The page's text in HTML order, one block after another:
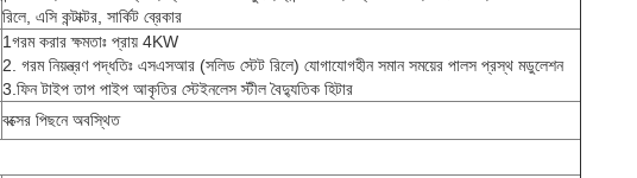
রিলে, এসি কন্টাক্টর, সার্কিট ব্রেকার
1গরম করার ক্ষমতাঃ প্রায় 4KW
2. গরম নিয়ন্ত্রণ পদ্ধতিঃ এসএসআর (সলিড স্টেট রিলে) যোগাযোগহীন সমান সময়ের পালস প্রস্থ মডুলেশন
3.ফিন টাইপ তাপ পাইপ আকৃতির স্টেইনলেস স্টীল বৈদ্যুতিক হিটার
বক্সের পিছনে অবস্থিত